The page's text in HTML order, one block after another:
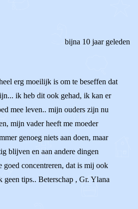
bijna 10 jaar geleden
erg moeilijk is om te beseffen dat
ik heb dit ook gehad, ik kan er
mee leven.. mijn ouders zijn nu
mijn vader heeft me moeder
genoeg niets aan doen, maar
blijven en aan andere dingen
goed concentreren, dat is mij ook
geen tips.. Beterschap , Gr. Ylana